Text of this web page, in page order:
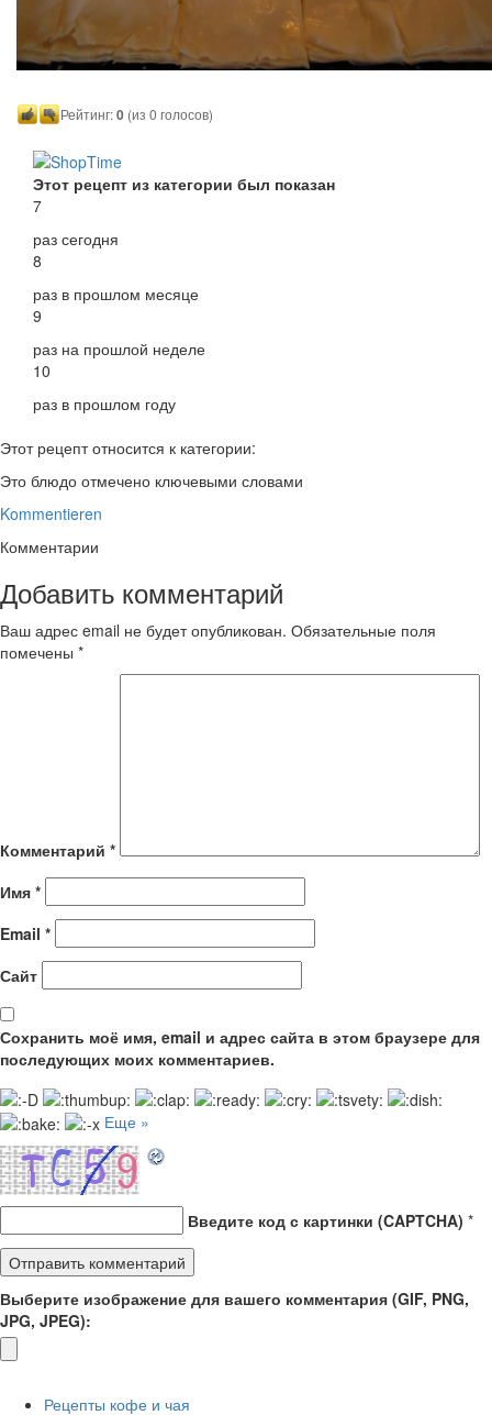
Рейтинг:0 (из 0 голосов)
Этот рецепт из категории был показан
7
раз сегодня
8
раз в прошлом месяце
9
раз на прошлой неделе
10
раз в прошлом году
Этот рецепт относится к категории:
Это блюдо отмечено ключевыми словами
Kommentieren
Комментарии
Добавить комментарий
Ваш адрес email не будет опубликован. Обязательные поля
помечены *
Комментарий *
Имя *
Email *
Сайт
Сохранить моё имя, email и адрес сайта в этом браузере для
последующих моих комментариев.
Еще »
Введите код с картинки (CAPTCHA) *
Выберите изображение для вашего комментария (GIF, PNG,
JPG, JPEG):
Рецепты кофе и чая